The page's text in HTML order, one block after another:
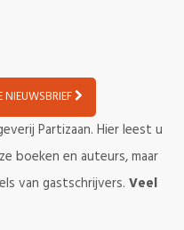
NIEUWSBRIEF
Partizaan. Hier leest u
boeken en auteurs, maar
van gastschrijvers.Veel